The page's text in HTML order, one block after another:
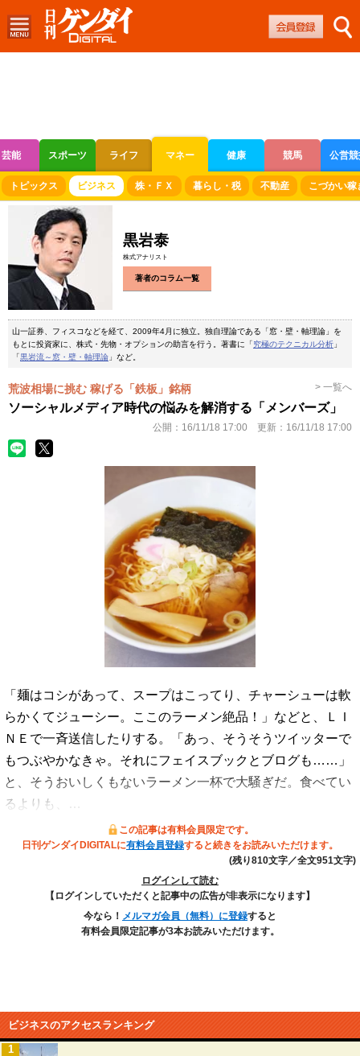
芸能 スポーツ ライフ マネー 健康 競馬 公営
ボートレース 競輪 オートレース
トピックス ビジネス 株・ＦＸ 暮らし・税 不動産 こづかい稼
黒岩泰
株式アナリスト
著者のコラム一覧
山一証券、フィスコなどを経て、2009年4月に独立。独自理論である「窓・壁・軸理論」を
もとに投資家に、株式・先物・オプションの助言を行う。著書に「究極のテクニカル分析 」
「黒岩流～窓・壁・軸理論 」など。
荒波相場に挑む 稼げる「鉄板」銘柄 > 一覧へ
ソーシャルメディア時代の悩みを解消する「メンバーズ」
公開： 16/11/18 17:00 更新： 16/11/18 17:00
「麺はコシがあって、スープはこってり、チャーシューは軟
らかくてジューシー。ここのラーメン絶品！」などと、ＬＩ
ＮＥで一斉送信したりする。「あっ、そうそうツイッターで
もつぶやかなきゃ。それにフェイスブックとブログも……」
と、そうおいしくもないラーメン一杯で大騒ぎだ。食べてい
るよりも、…
この記事は有料会員限定です。
日刊ゲンダイDIGITALに有料会員登録すると続きをお読みいただけます。
(残り810文字／全文951文字)
ログインして読む
【ログインしていただくと記事中の広告が非表示になります】
今なら！ メルマガ会員（無料）に登録すると
有料会員限定記事が3本お読みいただけます。
ビジネスのアクセスランキング
1